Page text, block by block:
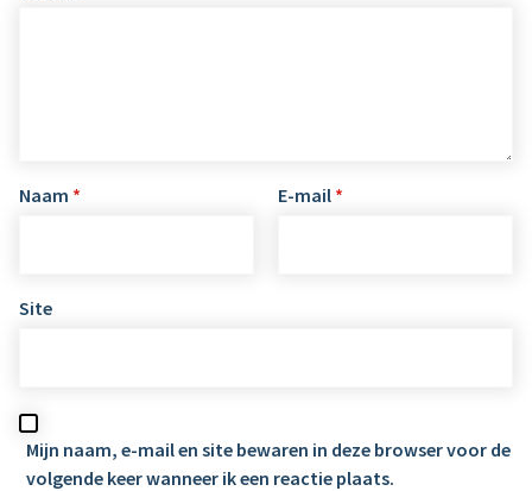
Naam * E-mail *
Site
Mijn naam, e-mail en site bewaren in deze browser voor de
volgende keer wanneer ik een reactie plaats.